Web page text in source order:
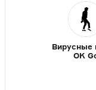
Вирусные
OK